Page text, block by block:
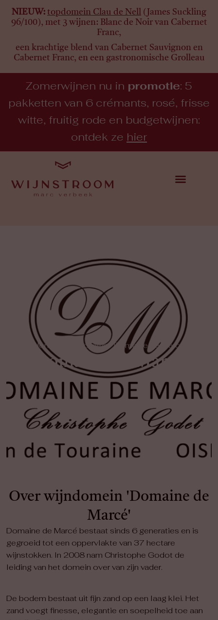
NIEUW: topdomein Clau de Nell (James Suckling
96/100), met 3 wijnen: Blanc de Noir van Cabernet
Franc,
een krachtige blend van Cabernet Sauvignon en
Cabernet Franc, en een gastronomische Grolleau
Zomerwijnen nu in promotie: 5
pakketten van 6 crémants, rosé, frisse
witte, fruitig rode en budgetwijnen:
ontdek ze hier
Home Wijndomein/ Domaine de Marcé
Domaine de Marcé
Over wijndomein 'Domaine de
Marcé'
Domaine de Marcé bestaat sinds 6 generaties en is
gegroeid tot een oppervlakte van 37 hectare
wijnstokken. In 2008 nam Christophe Godot de
leiding van het domein over van zijn vader.
De bodem bestaat uit fijn zand op een laag klei. Het
zand voegt finesse, elegantie en soepelheid toe aan